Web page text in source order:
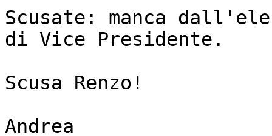
Scusate: manca
di Vice Presidente.
Scusa Renzo!
Andrea